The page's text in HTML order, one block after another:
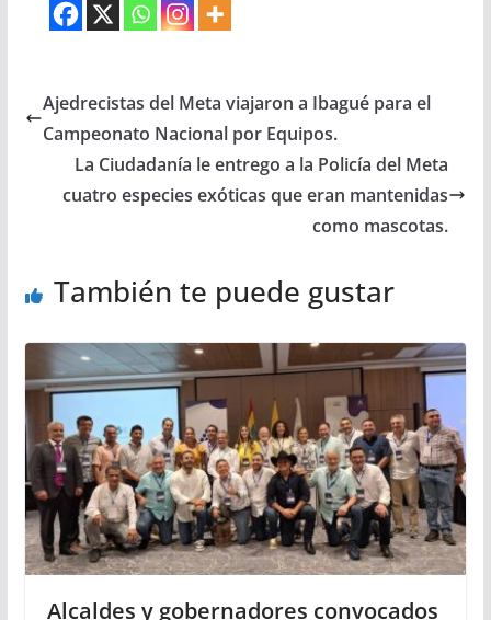
Ajedrecistas del Meta viajaron a Ibagué para el
Campeonato Nacional por Equipos.
La Ciudadanía le entrego a la Policía del Meta
cuatro especies exóticas que eran mantenidas
como mascotas.
También te puede gustar
Alcaldes y gobernadores convocados